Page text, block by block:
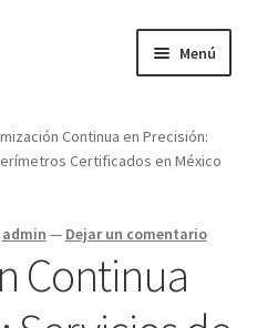
Menú
y cuál es su función
es su Función Principal?
Continua en Precisión:
Certificados en México
admin — Dejar un comentario
Continua